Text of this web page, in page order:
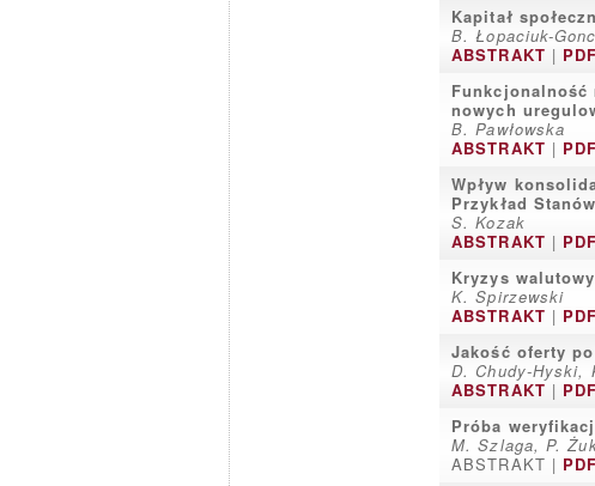
Kapitał
B. Łopaciuk-
ABSTRAKT | PDF
nowych
B. Pawłowska
ABSTRAKT | PDF
Wpływ
Przykład
S. Kozak
ABSTRAKT | PDF
Kryzys
K. Spirzewski
ABSTRAKT | PDF
Jakość oferty
D. Chudy-Hyski,
ABSTRAKT | PDF
Próba
M. Szlaga, P.
ABSTRAKT | PDF